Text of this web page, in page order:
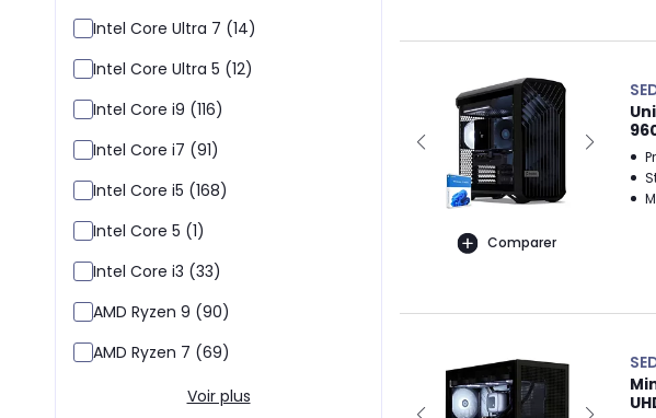
Intel Core Ultra 7 (14)
Intel Core Ultra 5 (12)
Intel Core i9 (116)
Intel Core i7 (91)
Intel Core i5 (168)
Intel Core 5 (1)
Intel Core i3 (33)
AMD Ryzen 9 (90)
AMD Ryzen 7 (69)
Voir plus
Comparer